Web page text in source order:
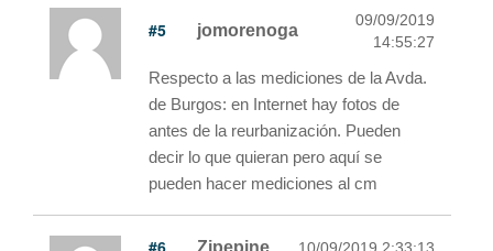
#5 jomorenoga
09/09/2019
14:55:27
Respecto a las mediciones de la Avda.
de Burgos: en Internet hay fotos de
antes de la reurbanización. Pueden
decir lo que quieran pero aquí se
pueden hacer mediciones al cm
#6 Zipepine 10/09/2019 2:33:13